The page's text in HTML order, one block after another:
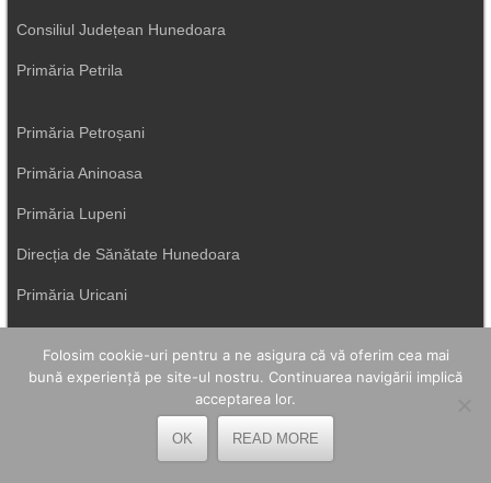
Consiliul Județean Hunedoara
Primăria Petrila
Primăria Petroșani
Primăria Aninoasa
Primăria Lupeni
Direcția de Sănătate Hunedoara
Primăria Uricani
Primăria Vulcan
Folosim cookie-uri pentru a ne asigura că vă oferim cea mai
bună experiență pe site-ul nostru. Continuarea navigării implică
acceptarea lor.
OK READ MORE